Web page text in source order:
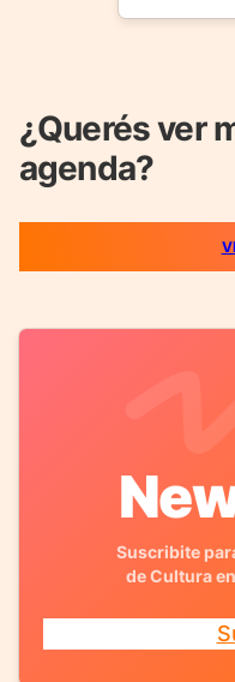
¿Querés ver
agenda?
Suscribite
de Cultura